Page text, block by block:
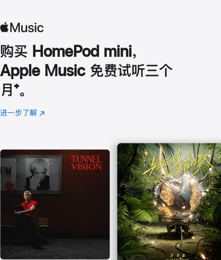
购买 HomePod mini，
Apple Music 免费试听三个
月 脚
注
⁺。
进一步了解 Apple
(在
口
中
打
开)